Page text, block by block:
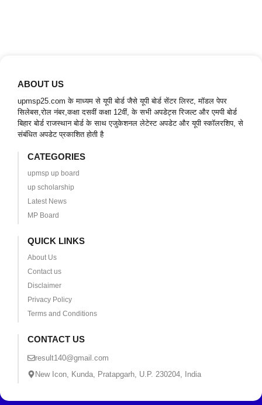
ABOUT US
upmsp25.com के माध्यम से यूपी बोर्ड जैसे यूपी बोर्ड सेंटर लिस्ट, मॉडल पेपर
सिलेबस,रोल नंबर,कक्षा दसवीं कक्षा 12वीं, के सभी अपडेट्स रिजल्ट और एमपी बोर्ड
बिहार बोर्ड राजस्थान बोर्ड के साथ एजुकेशनल लेटेस्ट अपडेट और यूपी स्कॉलरशिप, से
संबंधित अपडेट प्रकाशित होती है
CATEGORIES
upmsp up board
up scholarship
Latest News
MP Board
QUICK LINKS
About Us
Contact us
Disclaimer
Privacy Policy
Terms and Conditions
CONTACT US
result140@gmail.com
New Icon, Kunda, Pratapgarh, U.P. 230204, India